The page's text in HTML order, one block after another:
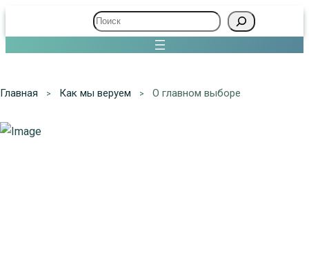
Поиск
Главная Как мы веруем О главном выборе